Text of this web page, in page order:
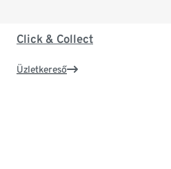
Click & Collect
Üzletkereső